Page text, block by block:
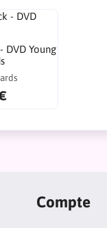
DVD Young
Compte